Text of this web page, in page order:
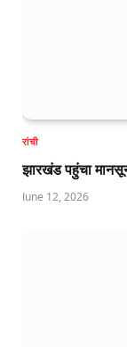
रांची
झारखंड पहुंचा
June 12, 2026